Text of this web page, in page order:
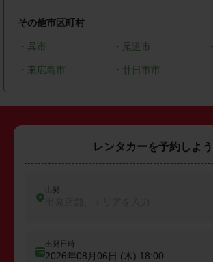
その他市区町村
・ 呉市 ・ 尾道市 ・
・ 東広島市 ・ 廿日市市
レンタカーを予約しよう
出発
出発日時
2026年08月06日 (木) 18:00